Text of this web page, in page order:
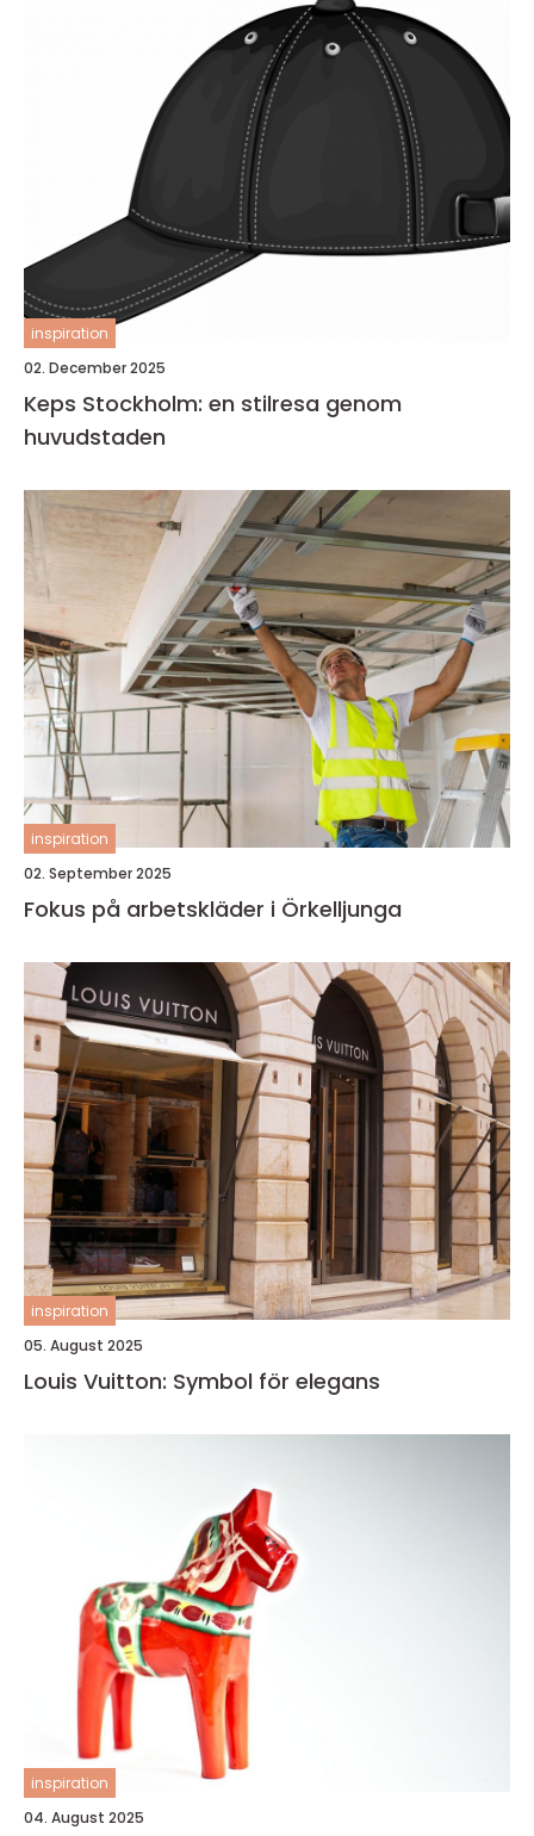
inspiration
02. December 2025
Keps Stockholm: en stilresa genom
huvudstaden
inspiration
02. September 2025
Fokus på arbetskläder i Örkelljunga
inspiration
05. August 2025
Louis Vuitton: Symbol för elegans
inspiration
04. August 2025